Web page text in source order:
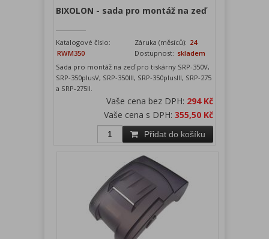
BIXOLON - sada pro montáž na zeď
Katalogové číslo:
RWM350
Záruka (měsíců): 24
Dostupnost: skladem
Sada pro montáž na zeď pro tiskárny SRP-350V,
SRP-350plusV, SRP-350III, SRP-350plusIII, SRP-275
a SRP-275II.
Vaše cena bez DPH: 294 Kč
Vaše cena s DPH: 355,50 Kč
Přidat do košíku